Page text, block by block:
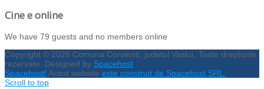
Cine e online
We have 79 guests and no members online
Copyright © 2026 Comuna Coroiesti, judetul Vaslui. Toate drepturile
rezervate. Designed by Spacehost
Spacehost! Acest website este construit de Spacehost SRL.
Scroll to top